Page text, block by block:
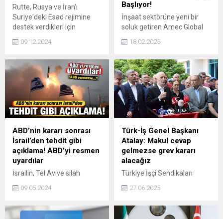
Rutte, Rusya ve İran'ı
Suriye'deki Esad rejimine
destek verdikleri için
eleştirdi.
09.12.2024
Başlıyor!
İnşaat sektörüne yeni bir
soluk getiren Amec Global
İnşaat Taahhüt Sanayi ve
Ticaret Limited Şirketi, 10
Ataşehir'de Kadir Akgün
tarafından kuruldu. Güçlü
finansal altyapısı ve yenilikçi
vizyonuyla dikkat çeken
şirket, kaliteli ve güvenilir
hizmet anlayışıyla sektörde
kalıcı bir yer edinmeyi
hedefliyor.
18.02.2025
ABD’nin kararı sonrası
İsrail’den tehdit gibi
açıklama! ABD’yi resmen
uyardılar
İsrailin, Tel Avive silah
kararının esir takası
atabileceği konusunda
09.05.2024
Türk-İş Genel Başkanı
Atalay: Makul cevap
gelmezse grev kararı
alacağız
Türkiye İşçi Sendikaları
Genel Başkanı Ergün Atalay,
takvimimiz var. Onu
27.06.2025